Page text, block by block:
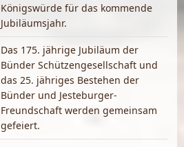
Königswürde für das kommende
Jubiläumsjahr.
Das 175. jährige Jubiläum der
Bünder Schützengesellschaft und
das 25. jähriges Bestehen der
Bünder und Jesteburger-
Freundschaft werden gemeinsam
gefeiert.